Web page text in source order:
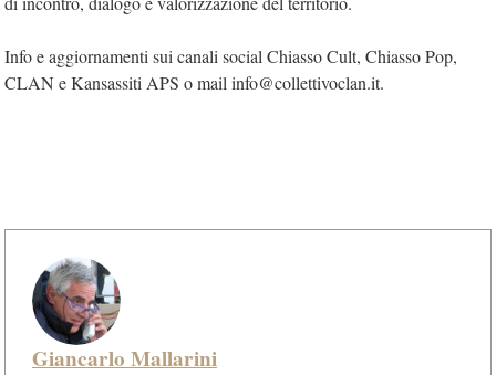
Info e aggiornamenti sui canali social Chiasso Cult, Chiasso Pop,
CLAN e Kansassiti APS o mail info@collettivoclan.it.
Giancarlo Mallarini